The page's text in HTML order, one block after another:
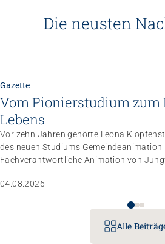
Die neusten
Gazette
Vom Pionierstudium zum
Lebens
Vor zehn Jahren gehörte Leona
des neuen Studiums Gemeindeanimation
Fachverantwortliche Animation von
gemanagt hat, wartet nun ihr
04.08.2026
Alle